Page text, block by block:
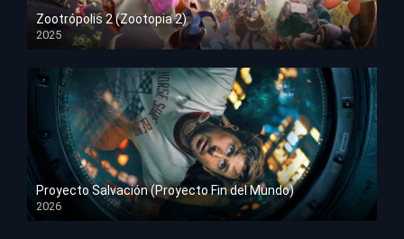
Zootrópolis 2 (Zootopia 2)
2025
HD 1080p
Proyecto Salvación (Proyecto Fin del Mundo)
2026
HD 1080p